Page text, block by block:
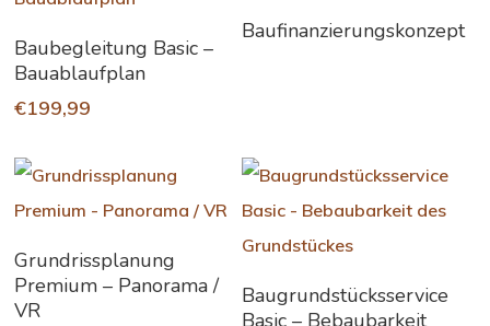
In Den Warenkorb
Baubegleitung Basic –
Bauablaufplan
€199,99
Weiterlesen
Baufinanzierungskonzept
In Den Warenkorb
Grundrissplanung
Premium – Panorama /
VR
In Den Warenkorb
Baugrundstücksservice